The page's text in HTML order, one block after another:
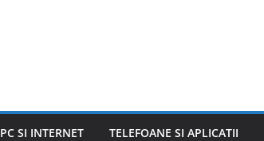
PC SI INTERNET TELEFOANE SI APLICATII